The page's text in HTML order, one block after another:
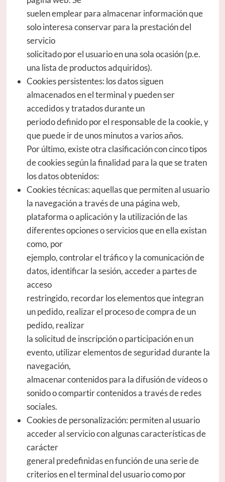
suelen emplear para almacenar información que
solo interesa conservar para la prestación del
servicio
solicitado por el usuario en una sola ocasión (p.e.
una lista de productos adquiridos).
Cookies persistentes: los datos siguen
almacenados en el terminal y pueden ser
accedidos y tratados durante un
periodo definido por el responsable de la cookie, y
que puede ir de unos minutos a varios años.
Por último, existe otra clasificación con cinco tipos
de cookies según la finalidad para la que se traten
los datos obtenidos:
Cookies técnicas: aquellas que permiten al usuario
la navegación a través de una página web,
plataforma o aplicación y la utilización de las
diferentes opciones o servicios que en ella existan
como, por
ejemplo, controlar el tráfico y la comunicación de
datos, identificar la sesión, acceder a partes de
acceso
restringido, recordar los elementos que integran
un pedido, realizar el proceso de compra de un
pedido, realizar
la solicitud de inscripción o participación en un
evento, utilizar elementos de seguridad durante la
navegación,
almacenar contenidos para la difusión de vídeos o
sonido o compartir contenidos a través de redes
sociales.
Cookies de personalización: permiten al usuario
acceder al servicio con algunas características de
carácter
general predefinidas en función de una serie de
criterios en el terminal del usuario como por